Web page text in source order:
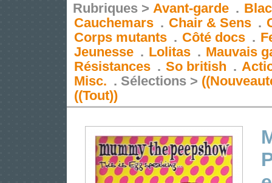
Rubriques > Avant-garde .
Cauchemars . Chair & Sens .
Corps mutants . Côté docs .
Jeunesse . Lolitas . Mauvais
Résistances . So british .
Misc. . Sélections >
((Tout))